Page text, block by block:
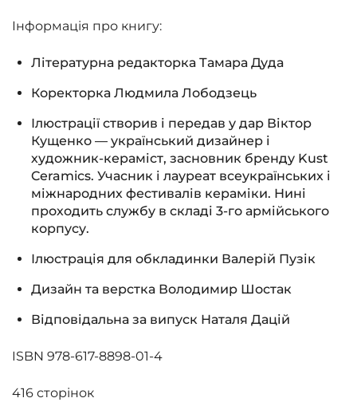
Інформація про книгу:
Літературна редакторка Тамара Дуда
Коректорка Людмила Лободзець
Ілюстрації створив і передав у дар Віктор
Кущенко — український дизайнер і
художник-кераміст, засновник бренду Kust
Ceramics. Учасник і лауреат всеукраїнських і
міжнародних фестивалів кераміки. Нині
проходить службу в складі 3-го армійського
корпусу.
Ілюстрація для обкладинки Валерій Пузік
Дизайн та верстка Володимир Шостак
Відповідальна за випуск Наталя Дацій
ISBN 978-617-8898-01-4
416 сторінок